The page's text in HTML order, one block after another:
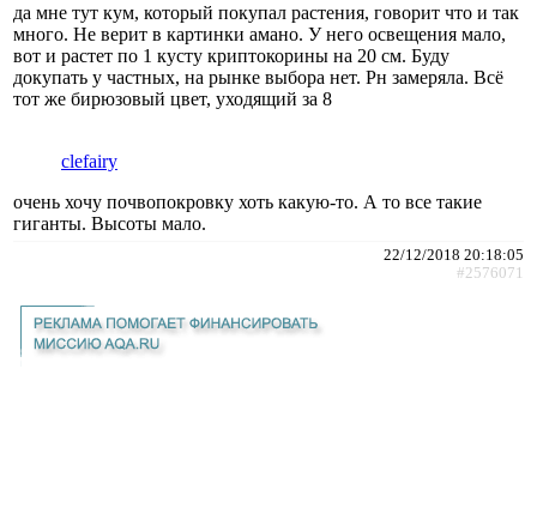
да мне тут кум, который покупал растения, говорит что и так
много. Не верит в картинки амано. У него освещения мало,
вот и растет по 1 кусту криптокорины на 20 см. Буду
докупать у частных, на рынке выбора нет. Рн замеряла. Всё
тот же бирюзовый цвет, уходящий за 8
clefairy
очень хочу почвопокровку хоть какую-то. А то все такие
гиганты. Высоты мало.
22/12/2018 20:18:05
#2576071